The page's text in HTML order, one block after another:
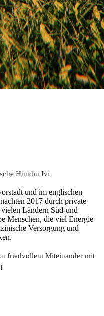
Hündin Ivi
und im englischen
2017 durch private
Ländern Süd-und
Menschen, die viel Energie
Versorgung und
friedvollem Miteinander mit